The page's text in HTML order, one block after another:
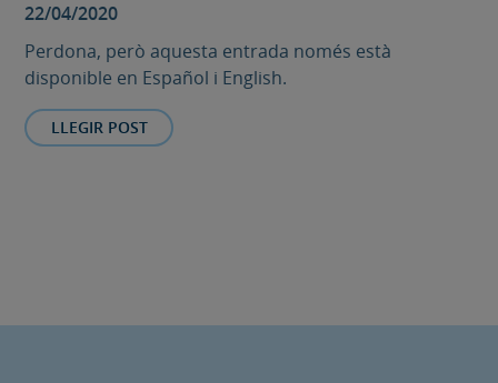
22/04/2020
Perdona, però aquesta entrada només està
disponible en Español i English.
LLEGIR POST